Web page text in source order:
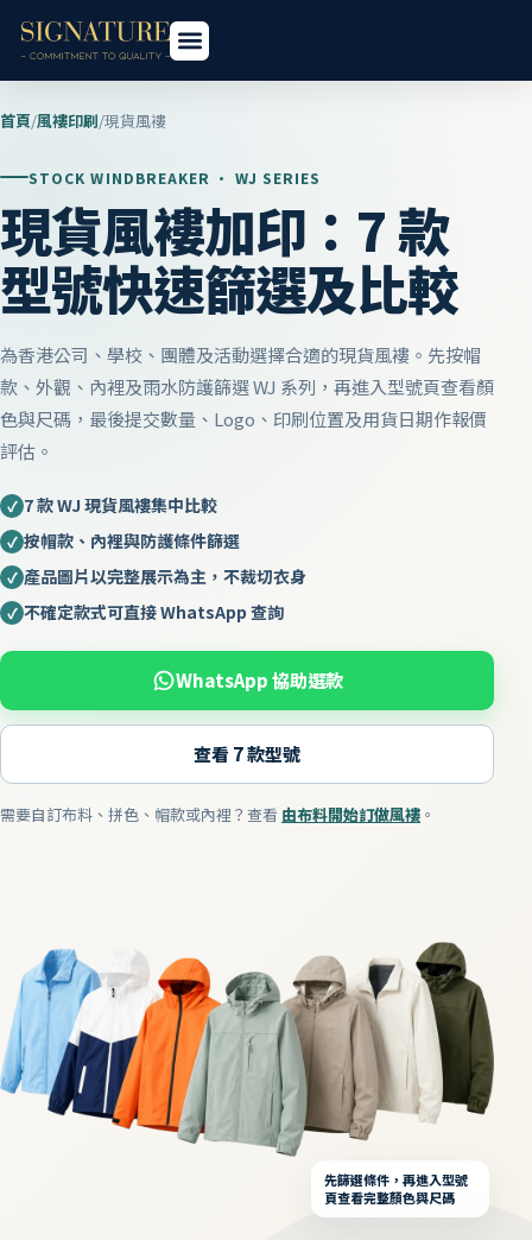
首頁/風褸印刷/現貨風褸
STOCK WINDBREAKER · WJ SERIES
現貨風褸加印：7 款
型號快速篩選及比較
為香港公司、學校、團體及活動選擇合適的現貨風褸。先按帽
款、外觀、內裡及雨水防護篩選 WJ 系列，再進入型號頁查看顏
色與尺碼，最後提交數量、Logo、印刷位置及用貨日期作報價
評估。
✓ 7 款 WJ 現貨風褸集中比較
✓ 按帽款、內裡與防護條件篩選
✓ 產品圖片以完整展示為主，不裁切衣身
✓ 不確定款式可直接 WhatsApp 查詢
WhatsApp 協助選款
查看 7 款型號
需要自訂布料、拼色、帽款或內裡？查看 由布料開始訂做風褸 。
先篩選條件，再進入型號
頁查看完整顏色與尺碼